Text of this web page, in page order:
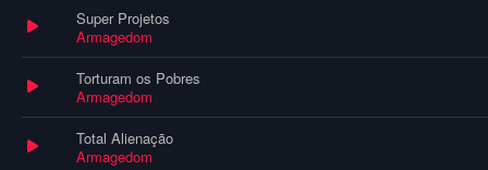
Super Projetos
Armagedom
Torturam os Pobres
Armagedom
Total Alienação
Armagedom